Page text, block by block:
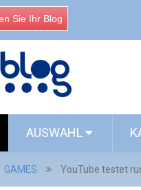
Sie Ihr Blog
AUSWAHL
GAMES YouTube testet